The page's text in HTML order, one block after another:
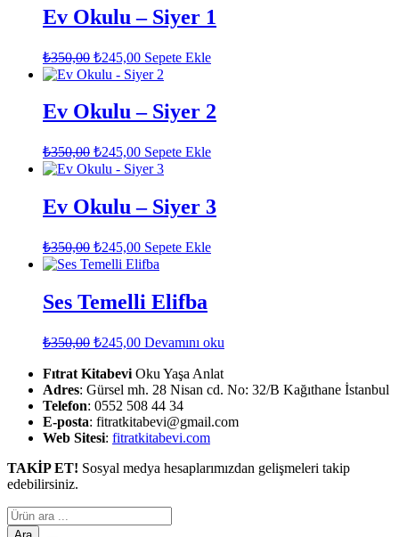
₺245,00.
Ev Okulu – Siyer 1
₺350,00 Orijinal
fiyat:
₺245,00Şu
andaki
fiyat:
₺245,00.
Sepete Ekle
Ev Okulu – Siyer 2
₺350,00 Orijinal
fiyat:
₺245,00Şu
andaki
fiyat:
₺245,00.
Sepete Ekle
Ev Okulu – Siyer 3
₺350,00 Orijinal
fiyat:
₺245,00Şu
andaki
fiyat:
₺245,00.
Sepete Ekle
Ses Temelli Elifba
₺350,00 Orijinal
₺350,00.
₺245,00Şu
fiyat:
₺245,00.
Devamını oku
Fıtrat Kitabevi Oku Yaşa Anlat
Adres: Gürsel mh. 28 Nisan cd. No: 32/B Kağıthane İstanbul
Telefon: 0552 508 44 34
E-posta: fitratkitabevi@gmail.com
Web Sitesi: fitratkitabevi.com
TAKİP ET! Sosyal medya hesaplarımızdan gelişmeleri takip
edebilirsiniz.
Products
search